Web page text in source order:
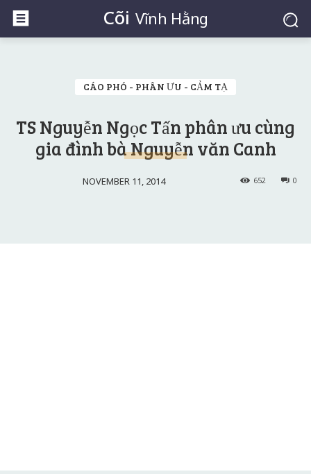
Cõi Vĩnh Hằng
CÁO PHÓ - PHÂN ƯU - CẢM TẠ
TS Nguyễn Ngọc Tấn phân ưu cùng
gia đình bà Nguyễn văn Canh
NOVEMBER 11, 2014 0
652